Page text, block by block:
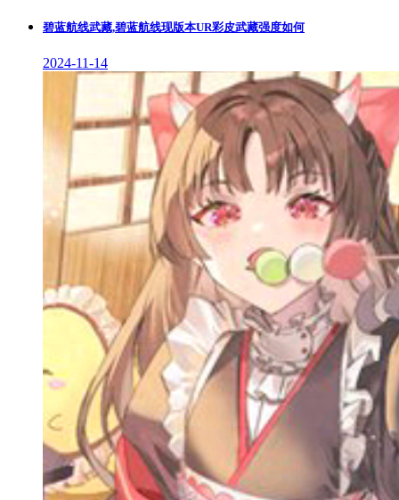
碧蓝航线武藏,碧蓝航线现版本UR彩皮武藏强度如何
2024-11-14